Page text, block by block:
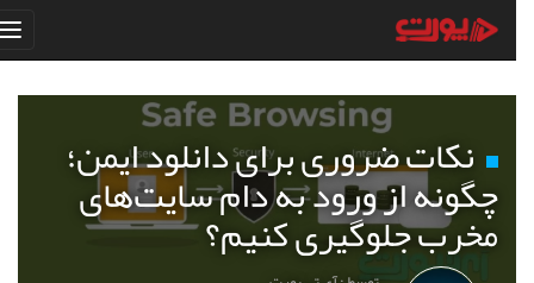
نکات ضروری برای دانلود ایمن؛
چگونه از ورود به دام سایت‌های
مخرب جلوگیری کنیم؟